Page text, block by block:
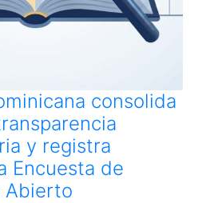
consolida
y registra
Encuesta de
Abierto